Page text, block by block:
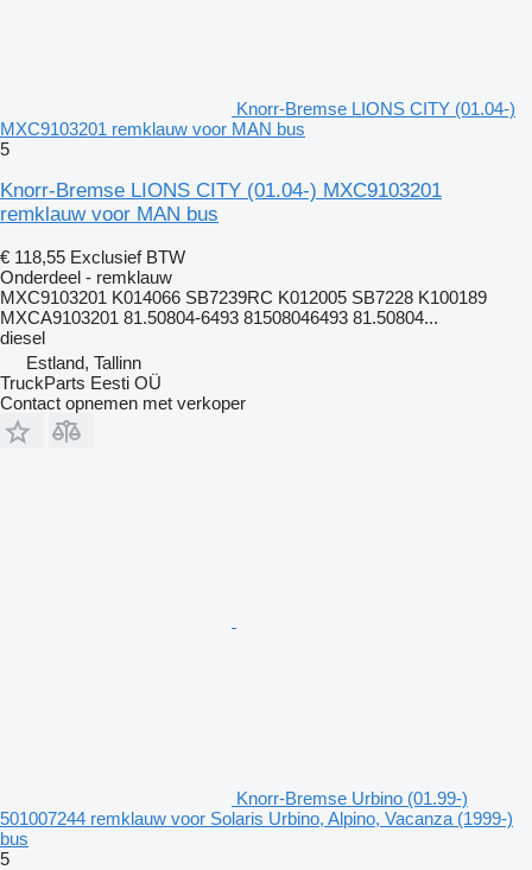
Knorr-Bremse LIONS CITY (01.04-)
MXC9103201 remklauw voor MAN bus
5
Knorr-Bremse LIONS CITY (01.04-) MXC9103201
remklauw voor MAN bus
€ 118,55 Exclusief BTW
Onderdeel - remklauw
MXC9103201 K014066 SB7239RC K012005 SB7228 K100189
MXCA9103201 81.50804-6493 81508046493 81.50804...
diesel
Estland, Tallinn
TruckParts Eesti OÜ
Contact opnemen met verkoper
Knorr-Bremse Urbino (01.99-)
501007244 remklauw voor Solaris Urbino, Alpino, Vacanza (1999-)
bus
5